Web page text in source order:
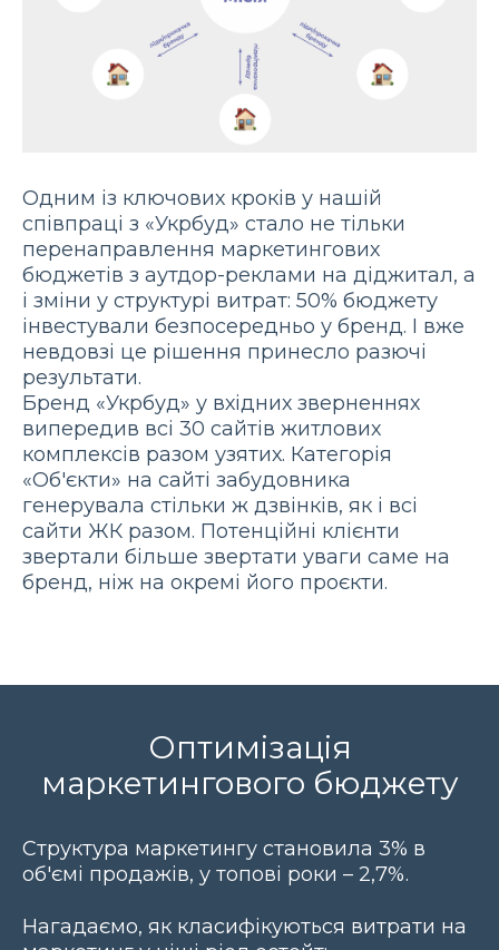
Одним із ключових кроків у нашій
співпраці з «Укрбуд» стало не тільки
перенаправлення маркетингових
бюджетів з аутдор-реклами на діджитал, а
і зміни у структурі витрат: 50% бюджету
інвестували безпосередньо у бренд. І вже
невдовзі це рішення принесло разючі
результати.
Бренд «Укрбуд» у вхідних зверненнях
випередив всі 30 сайтів житлових
комплексів разом узятих. Категорія
«Об'єкти» на сайті забудовника
генерувала стільки ж дзвінків, як і всі
сайти ЖК разом. Потенційні клієнти
звертали більше звертати уваги саме на
бренд, ніж на окремі його проєкти.
Оптимізація
маркетингового бюджету
Структура маркетингу становила 3% в
об'ємі продажів, у топові роки – 2,7%.
Нагадаємо, як класифікуються витрати на